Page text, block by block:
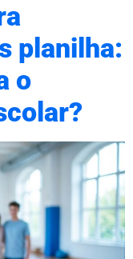
planilha:
o